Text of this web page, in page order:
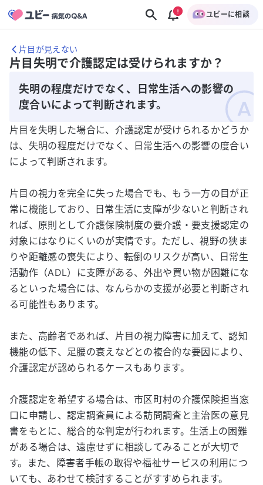
ユビーに相談
片目が見えない
片目失明で介護認定は受けられますか？
失明の程度だけでなく、日常生活への影響の
度合いによって判断されます。
片目を失明した場合に、介護認定が受けられるかどうか
は、失明の程度だけでなく、日常生活への影響の度合い
によって判断されます。
片目の視力を完全に失った場合でも、もう一方の目が正
常に機能しており、日常生活に支障が少ないと判断され
れば、原則として介護保険制度の要介護・要支援認定の
対象にはなりにくいのが実情です。ただし、視野の狭ま
りや距離感の喪失により、転倒のリスクが高い、日常生
活動作（ADL）に支障がある、外出や買い物が困難にな
るといった場合には、なんらかの支援が必要と判断され
る可能性もあります。
また、高齢者であれば、片目の視力障害に加えて、認知
機能の低下、足腰の衰えなどとの複合的な要因により、
介護認定が認められるケースもあります。
介護認定を希望する場合は、市区町村の介護保険担当窓
口に申請し、認定調査員による訪問調査と主治医の意見
書をもとに、総合的な判定が行われます。生活上の困難
がある場合は、遠慮せずに相談してみることが大切で
す。また、障害者手帳の取得や福祉サービスの利用につ
いても、あわせて検討することがすすめられます。